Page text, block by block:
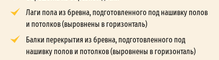
Лаги пола из бревна, подготовленного под нашивку полов
и потолков (выровнены в горизонталь)
Балки перекрытия из бревна, подготовленного под
нашивку полов и потолков (выровнены в горизонталь)